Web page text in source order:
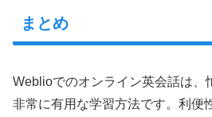
まとめ
Weblioでのオンライン英会話は、
非常に有用な学習方法です。利便